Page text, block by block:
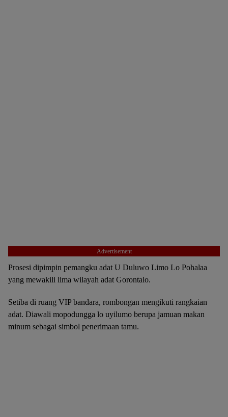
Advertisement
Prosesi dipimpin pemangku adat U Duluwo Limo Lo Pohalaa
yang mewakili lima wilayah adat Gorontalo.
Setiba di ruang VIP bandara, rombongan mengikuti rangkaian
adat. Diawali mopodungga lo uyilumo berupa jamuan makan
minum sebagai simbol penerimaan tamu.